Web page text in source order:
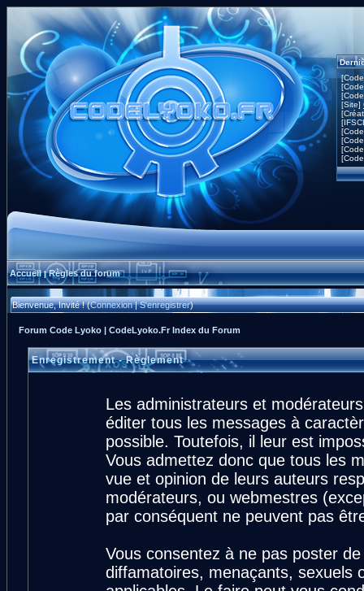
[Site]
Accueil|Règles du forum
Bienvenue, Invité ! (Connexion|S'enregistrer)
Forum Code Lyoko | CodeLyoko.Fr Index du Forum
Enregistrement - Règlement
Les administrateurs et
éditer tous les messages à
possible. Toutefois, il leur est
Vous admettez donc que tous les
vue et opinion de leurs auteurs
modérateurs, ou webmestres
par conséquent ne peuvent pas
Vous consentez à ne pas poster
diffamatoires, menaçants, sexuels